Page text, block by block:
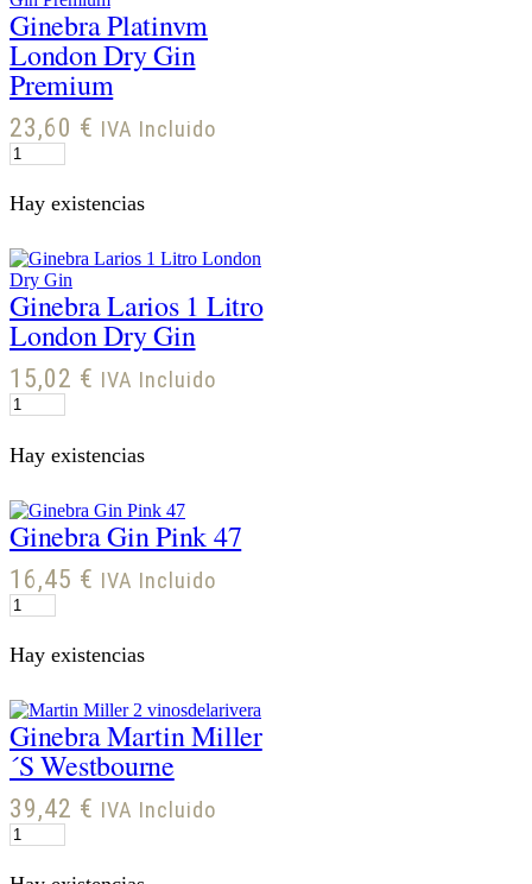
Ginebra Platinvm
London Dry Gin
Premium
23,60 € IVA Incluido
Ginebra
London
Dry
Premium
cantidad
Hay existencias
Ginebra Larios 1 Litro
London Dry Gin
15,02 € IVA Incluido
Ginebra
1
Litro
Dry
Gin
cantidad
Hay existencias
Ginebra Gin Pink 47
16,45 € IVA Incluido
Ginebra
Pink
47
Hay existencias
Ginebra Martin Miller
´s Westbourne
39,42 € IVA Incluido
Ginebra
Miller